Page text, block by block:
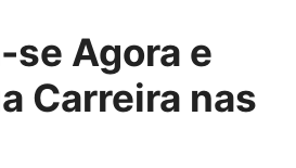
se Agora e
Carreira nas